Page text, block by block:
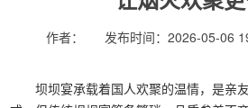
作者： 发布时间：2026-05-06
坝坝宴承载着国人欢聚的温情，是亲